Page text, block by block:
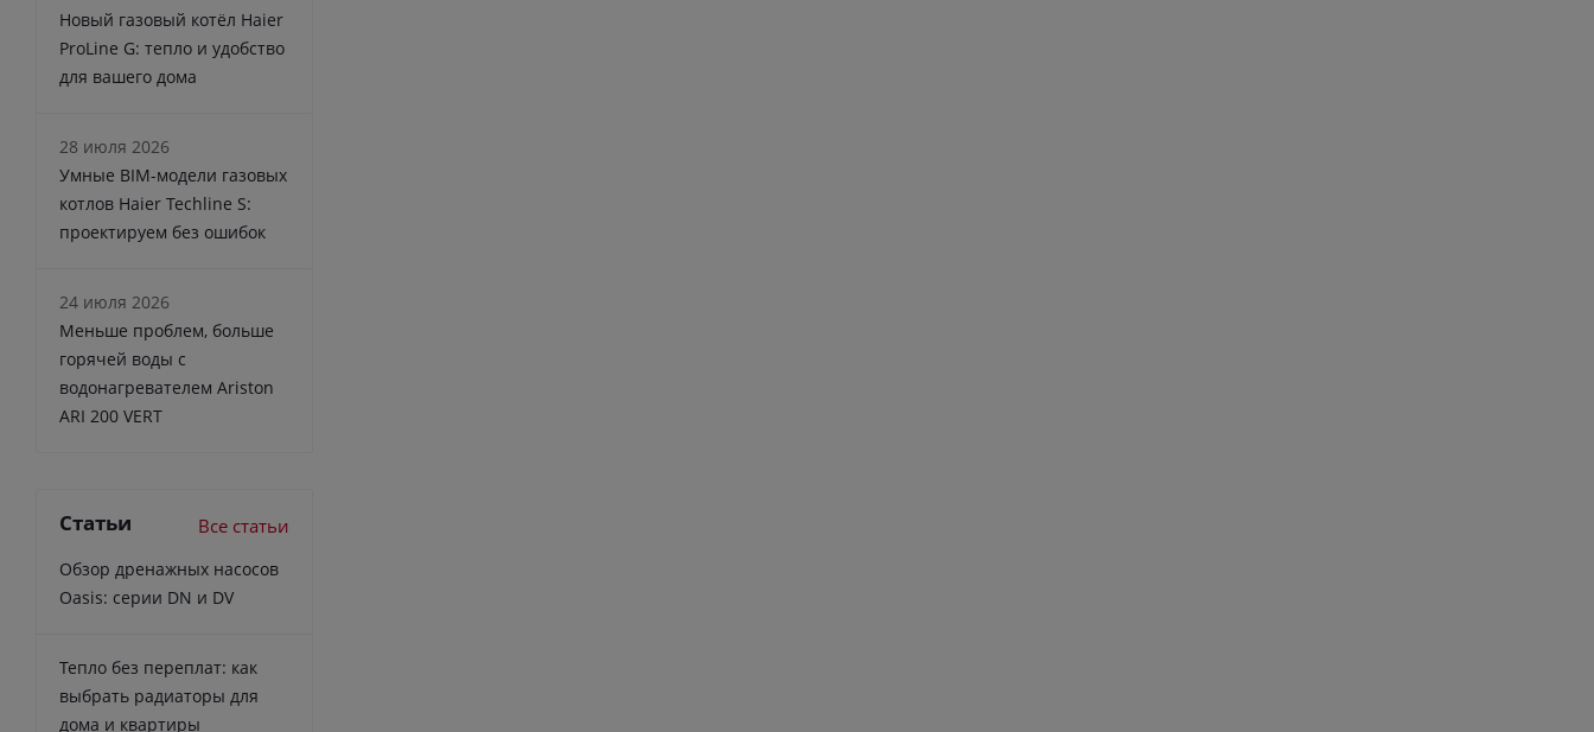
Новый газовый котёл Haier
ProLine G: тепло и удобство
для вашего дома
28 июля 2026
Умные BIM-модели газовых
котлов Haier Techline S:
проектируем без ошибок
24 июля 2026
Меньше проблем, больше
горячей воды с
водонагревателем Ariston
ARI 200 VERT
Статьи Все статьи
Обзор дренажных насосов
Oasis: серии DN и DV
Тепло без переплат: как
выбрать радиаторы для
дома и квартиры